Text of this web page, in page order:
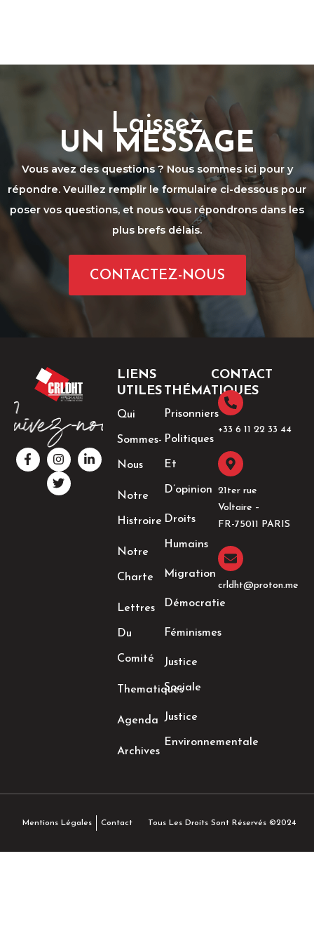
Laissez
UN MESSAGE
Vous avez des questions ? Nous sommes ici pour y
répondre. Veuillez remplir le formulaire ci-dessous pour
poser vos questions, et nous vous répondrons dans les
plus brefs délais.
CONTACTEZ-NOUS
F
a
c
I
n
s
t
a
L
i
n
T
w
i
t
t
LIENS
UTILES
Qui
Sommes-
Nous
Notre
Histroire
Notre
Charte
Lettres
Du
Comité
Thematiques
Agenda
Archives
THÉMATIQUES
Prisonniers
Politiques
Et
D’opinion
Droits
Humains
Migration
Démocratie
Féminismes
Justice
Sociale
Justice
Environnementale
CONTACT
+33 6 11 22 33 44​
21ter rue
Voltaire –
FR-75011 PARIS
crldht@proton.me
Mentions Légales Contact Tous Les Droits Sont Réservés ©2024